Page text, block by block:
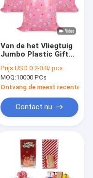
Van de het Vliegtuig
Jumbo Plastic Gift
Roze de Zakkencmyk
Druk
Prijs:USD 0.2-0.8/ pcs
MOQ:10000 PCs
Ontvang de meest recente
Contact nu